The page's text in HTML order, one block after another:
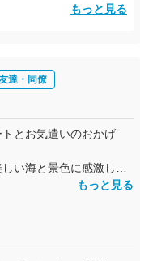
の思い出になったよう
す。皆様の最高の思
タッフ一同心から感謝
おります！
もっと見る
達・同僚
とお気遣いのおかげ
い海と景色に感激しま
。
もっと見る